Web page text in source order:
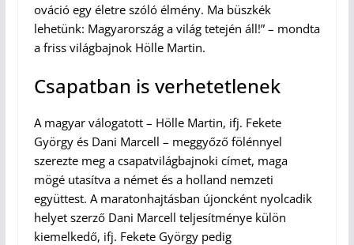
ováció egy életre szóló élmény. Ma büszkék
lehetünk: Magyarország a világ tetején áll!” – mondta
a friss világbajnok Hölle Martin.
Csapatban is verhetetlenek
A magyar válogatott – Hölle Martin, ifj. Fekete
György és Dani Marcell – meggyőző fölénnyel
szerezte meg a csapatvilágbajnoki címet, maga
mögé utasítva a német és a holland nemzeti
együttest. A maratonhajtásban újoncként nyolcadik
helyet szerző Dani Marcell teljesítménye külön
kiemelkedő, ifj. Fekete György pedig